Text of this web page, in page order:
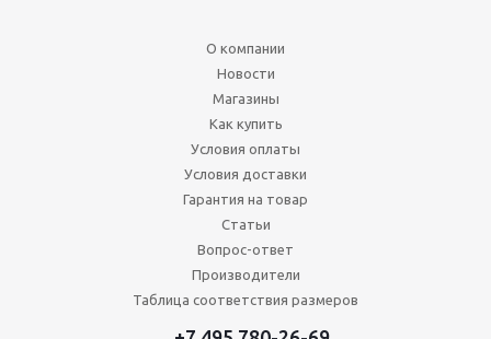
О компании
Новости
Магазины
Как купить
Условия оплаты
Условия доставки
Гарантия на товар
Статьи
Вопрос-ответ
Производители
Таблица соответствия размеров